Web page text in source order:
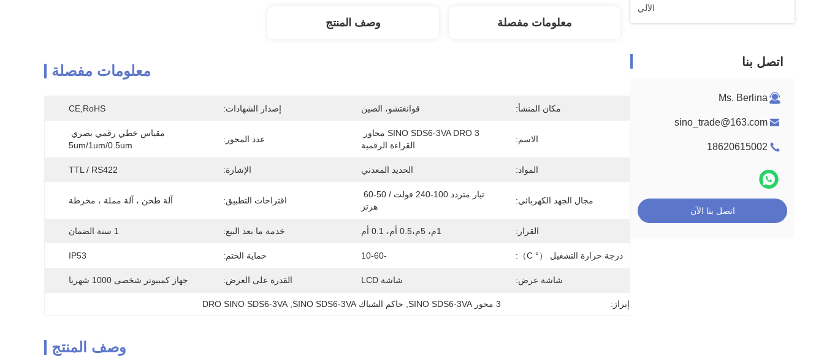
الآلي
اتصل بنا
Ms. Berlina
sino_trade@163.com
18620615002
اتصل بنا الآن
معلومات مفصلة وصف المنتج
معلومات مفصلة
مكان المنشأ: قوانغتشو، الصين إصدار الشهادات: CE,RoHS
الاسم:
القراءة الرقمية
عدد المحور:
5um/1um/0.5um
المواد: الحديد المعدني الإشارة: TTL / RS422
مجال الجهد الكهربائي:
هرتز
اقتراحات التطبيق: آلة طحن ، آلة مملة ، مخرطة
القرار: 1م، 5م،0.5 أم، 0.1 أم خدمة ما بعد البيع: 1 سنة الضمان
درجة حرارة التشغيل （° C）: -10-60 حماية الختم: IP53
شاشة عرض: شاشة LCD القدرة على العرض: جهاز كمبيوتر شخصى 1000 شهريا
إبراز: 3 محور SINO SDS6-3VA حاكم الشباك SINO SDS6-3VA ,
DRO SINO SDS6-3VA
وصف المنتج